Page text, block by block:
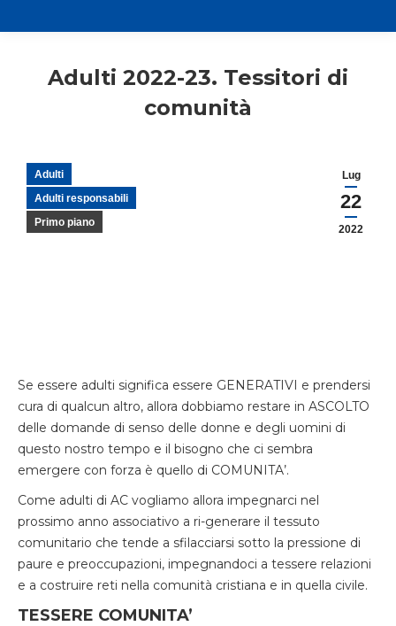
Adulti 2022-23. Tessitori di
comunità
Lug
22
2022
Adulti
Adulti responsabili
Primo piano
Se essere adulti significa essere GENERATIVI e prendersi
cura di qualcun altro, allora dobbiamo restare in ASCOLTO
delle domande di senso delle donne e degli uomini di
questo nostro tempo e il bisogno che ci sembra
emergere con forza è quello di COMUNITA’.
Come adulti di AC vogliamo allora impegnarci nel
prossimo anno associativo a ri-generare il tessuto
comunitario che tende a sfilacciarsi sotto la pressione di
paure e preoccupazioni, impegnandoci a tessere relazioni
e a costruire reti nella comunità cristiana e in quella civile.
TESSERE COMUNITA’